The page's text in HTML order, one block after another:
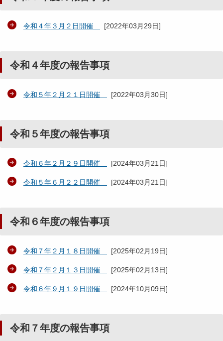
令和４年３月２日開催 [2022年03月29日]
令和４年度の報告事項
令和５年２月２１日開催 [2022年03月30日]
令和５年度の報告事項
令和６年２月２９日開催 [2024年03月21日]
令和５年６月２２日開催 [2024年03月21日]
令和６年度の報告事項
令和７年２月１８日開催 [2025年02月19日]
令和７年２月１３日開催 [2025年02月13日]
令和６年９月１９日開催 [2024年10月09日]
令和７年度の報告事項